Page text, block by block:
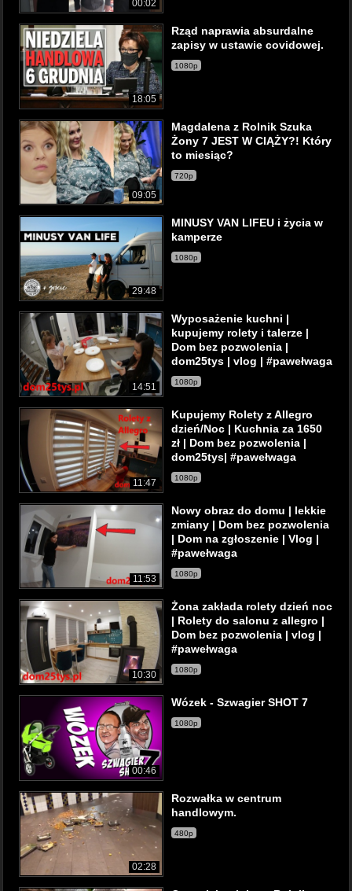
00:02
18:05
Rząd naprawia absurdalne
zapisy w ustawie covidowej.
1080p
09:05
Magdalena z Rolnik Szuka
Żony 7 JEST W CIĄŻY?! Który
to miesiąc?
720p
29:48
MINUSY VAN LIFEU i życia w
kamperze
1080p
14:51
Wyposażenie kuchni |
kupujemy rolety i talerze |
Dom bez pozwolenia |
dom25tys | vlog | #pawełwaga
1080p
11:47
Kupujemy Rolety z Allegro
dzień/Noc | Kuchnia za 1650
zł | Dom bez pozwolenia |
dom25tys| #pawełwaga
1080p
11:53
Nowy obraz do domu | lekkie
zmiany | Dom bez pozwolenia
| Dom na zgłoszenie | Vlog |
#pawełwaga
1080p
10:30
Żona zakłada rolety dzień noc
| Rolety do salonu z allegro |
Dom bez pozwolenia | vlog |
#pawełwaga
1080p
00:46
Wózek - Szwagier SHOT 7
1080p
02:28
Rozwałka w centrum
handlowym.
480p